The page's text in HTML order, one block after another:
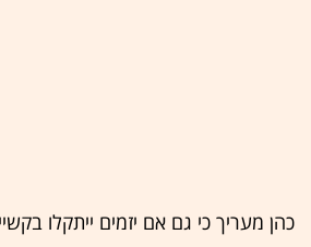
כהן מעריך כי גם אם יזמים ייתקלו